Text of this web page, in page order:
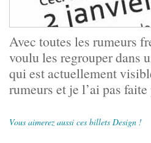
Avec toutes les rumeurs
voulu les regrouper dans
qui est actuellement
rumeurs et je l’ai pas
Vous aimerez aussi ces billets Design !